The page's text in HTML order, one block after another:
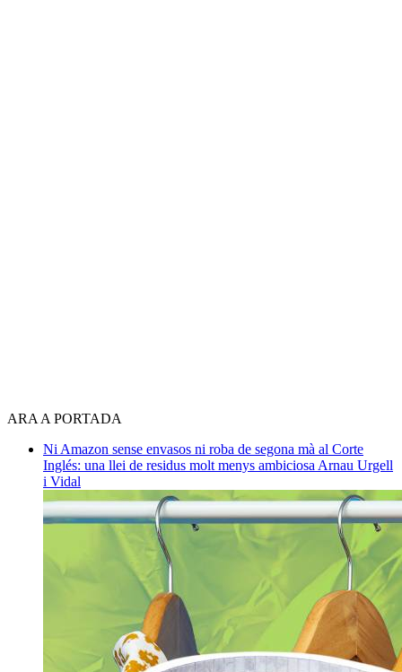
ARA A PORTADA
Ni Amazon sense envasos ni roba de segona mà al Corte
Inglés: una llei de residus molt menys ambiciosa Arnau Urgell
i Vidal